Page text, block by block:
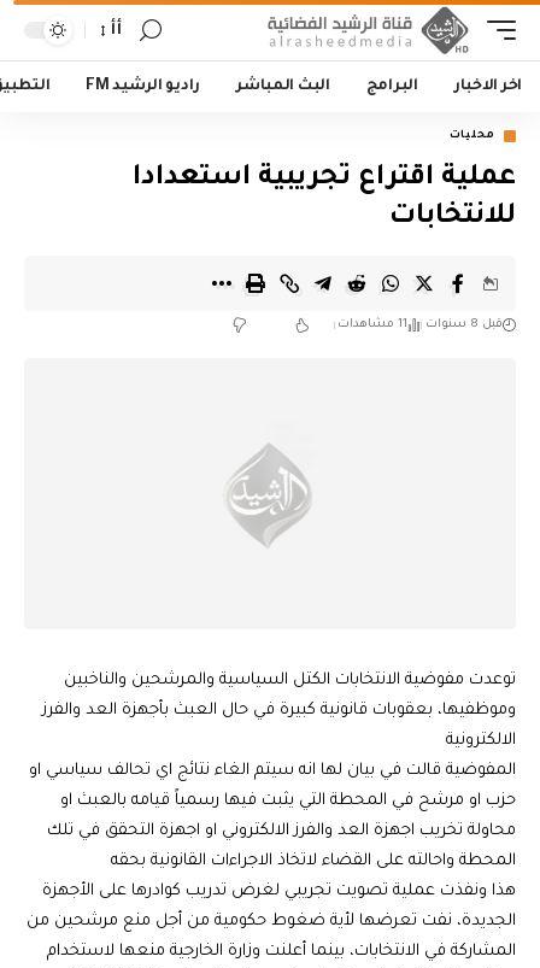
أأ
اخر الاخبار البرامج البث المباشر راديو الرشيد FM
محليات
عملية اقتراع تجريبية استعدادا
للانتخابات
قبل 8 سنوات 11 مشاهدات
توعدت مفوضية الانتخابات الكتل السياسية والمرشحين والناخبين
وموظفيها، بعقوبات قانونية كبيرة في حال العبث بأجهزة العد والفرز
الالكترونية
المفوضية قالت في بيان لها انه سيتم الغاء نتائج اي تحالف سياسي او
حزب او مرشح في المحطة التي يثبت فيها رسمياً قيامه بالعبث او
محاولة تخريب اجهزة العد والفرز الالكتروني او اجهزة التحقق في تلك
المحطة واحالته على القضاء لاتخاذ الاجراءات القانونية بحقه
هذا ونفذت عملية تصويت تجريبي لغرض تدريب كوادرها على الأجهزة
الجديدة، نفت تعرضها لأية ضغوط حكومية من أجل منع مرشحين من
المشاركة في الانتخابات، بينما أعلنت وزارة الخارجية منعها لاستخدام